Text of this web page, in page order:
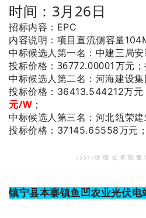
时间：3月26日
招标内容：EPC
内容说明：项目直流侧容量
中标候选人第一名 ：中建三局
投标价格：36772.00001万元；
中标候选人第二名 ：河海建设
投标价格：36413.544212万元
元/W；
中标候选人第三名 ：河北瓴荣
投标价格：37145.65558万元
>>>>>坎 德 拉 学 院 整
镇宁县本寨镇鱼凹农业光伏电